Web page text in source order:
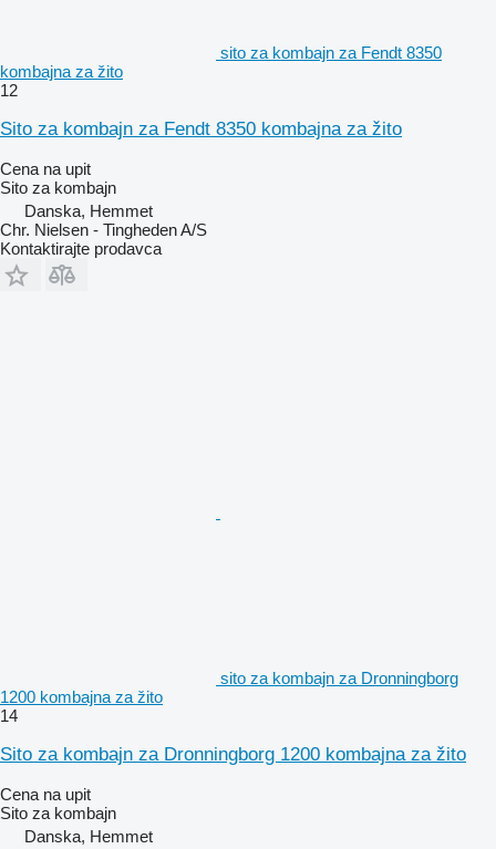
sito za kombajn za Fendt 8350
kombajna za žito
12
Sito za kombajn za Fendt 8350 kombajna za žito
Cena na upit
Sito za kombajn
Danska, Hemmet
Chr. Nielsen - Tingheden A/S
Kontaktirajte prodavca
sito za kombajn za Dronningborg
1200 kombajna za žito
14
Sito za kombajn za Dronningborg 1200 kombajna za žito
Cena na upit
Sito za kombajn
Danska, Hemmet